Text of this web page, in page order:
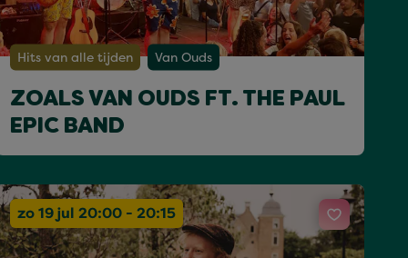
Hits van alle tijden Van Ouds
ZOALS VAN OUDS FT. THE PAUL
EPIC BAND
zo 19 jul 20:00 - 20:15